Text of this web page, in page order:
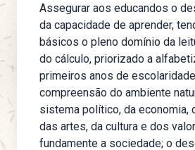
Assegurar aos educandos o
da capacidade de aprender,
básicos o pleno domínio da
do cálculo, priorizado a
primeiros anos de
compreensão do ambiente
sistema político, da economia,
das artes, da cultura e dos
fundamente a sociedade; o